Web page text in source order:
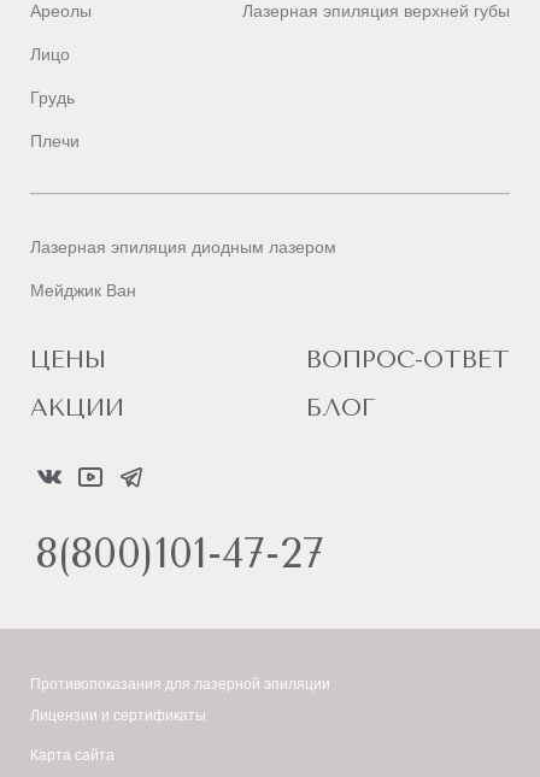
Ареолы
Лицо
Грудь
Плечи
Лазерная эпиляция верхней губы
Лазерная эпиляция диодным лазером
Мейджик Ван
ЦЕНЫ
АКЦИИ
ВОПРОС-ОТВЕТ
БЛОГ
8(800)101-47-27
Противопоказания для лазерной эпиляции
Лицензии и сертификаты
Карта сайта